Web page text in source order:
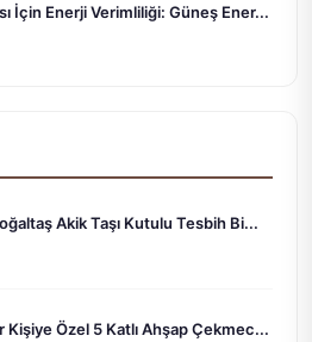
İçin Enerji Verimliliği: Güneş Ener...
Akik Taşı Kutulu Tesbih Bi...
Kişiye Özel 5 Katlı Ahşap Çekmec...